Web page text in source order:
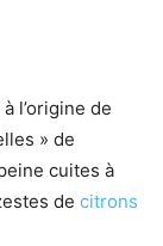
l’origine de
» de
cuites à
de citrons